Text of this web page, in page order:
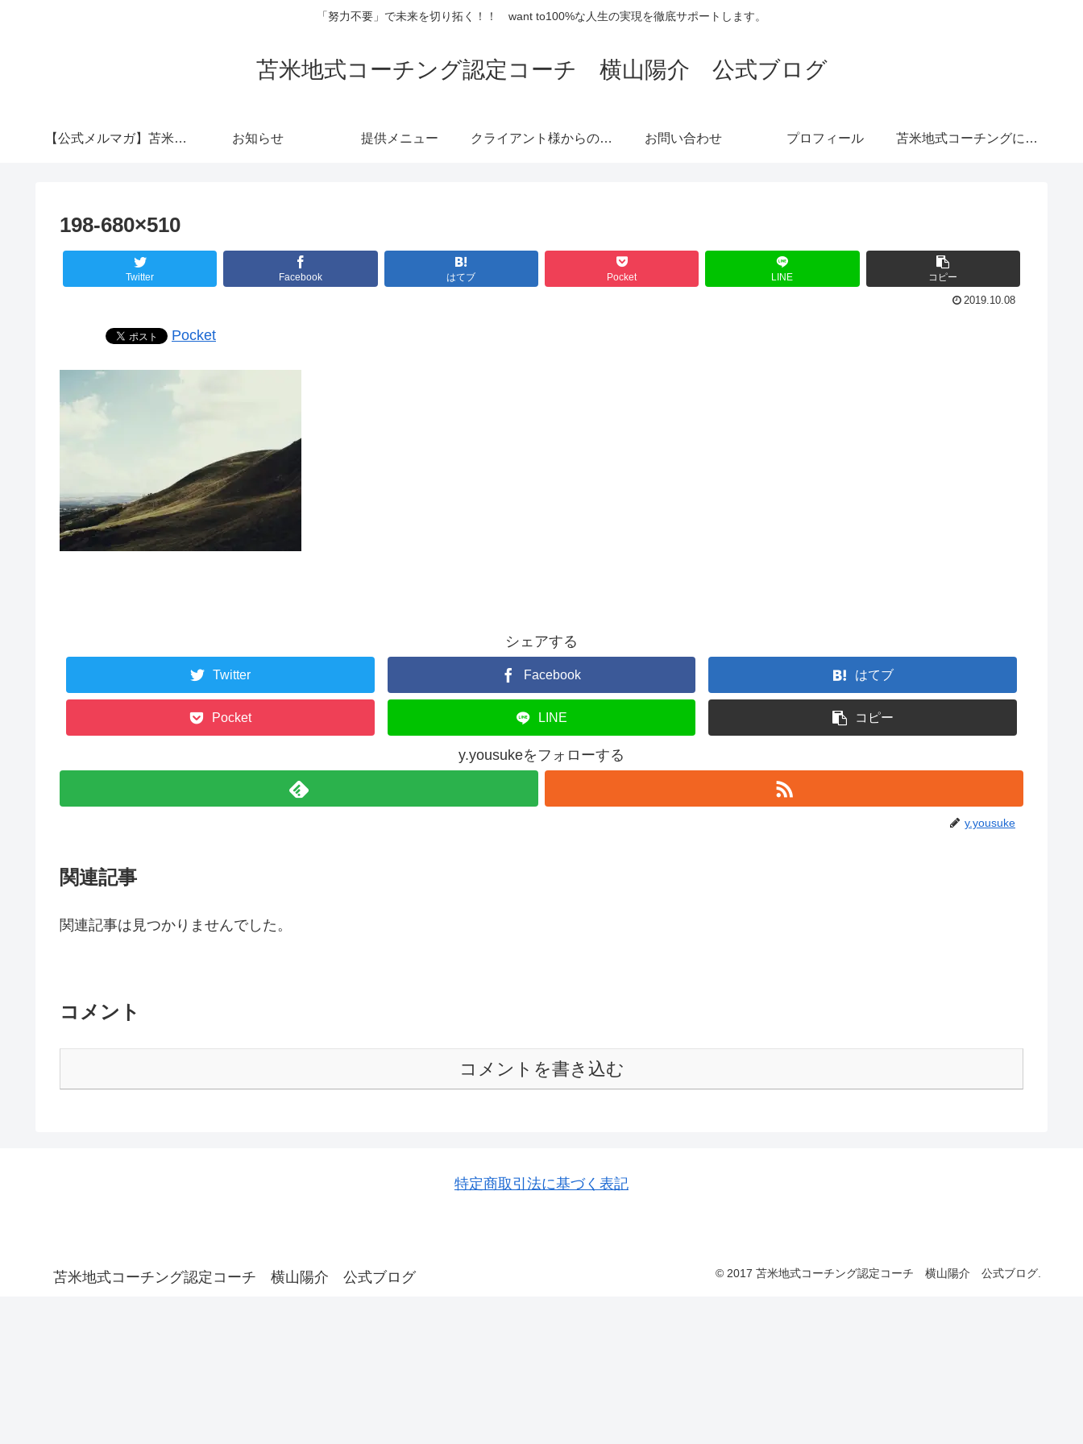
「努力不要」で未来を切り拓く！！ want to100%な人生の実現を徹底サポートします。
苫米地式コーチング認定コーチ 横山陽介 公式ブログ
【公式メルマガ】苫米地
チ 横山陽介
お知らせ 提供メニュー クライアント様からのご お問い合わせ プロフィール 苫米地式コーチングにつ
198-680×510
Twitter Facebook はてブ Pocket LINE コピー
2019.10.08
Pocket
シェアする
Twitter Facebook はてブ
Pocket LINE コピー
y.yousukeをフォローする
y.yousuke
関連記事
関連記事は見つかりませんでした。
コメント
コメントを書き込む
特定商取引法に基づく表記
苫米地式コーチング認定コーチ 横山陽介 公式ブログ © 2017 苫米地式コーチング認定コーチ 横山陽介 公式ブログ.